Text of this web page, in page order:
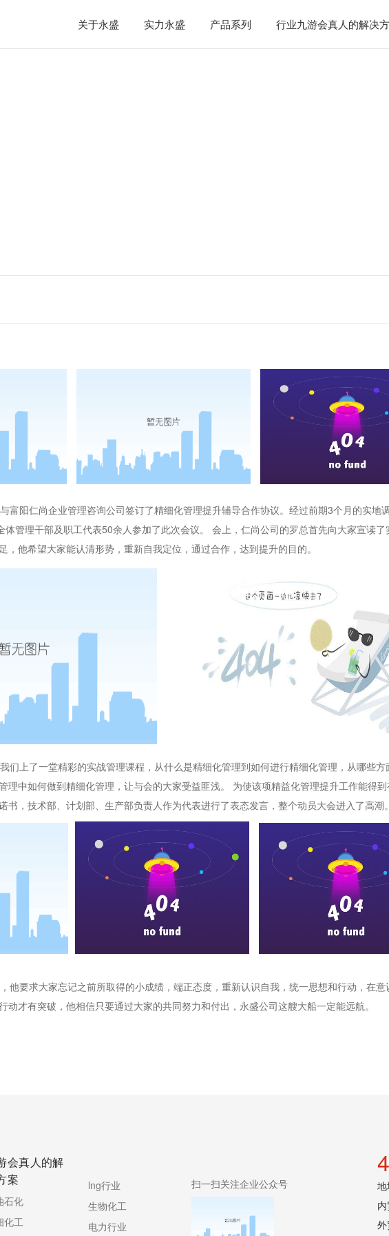
关于永盛 实力永盛 产品系列 行业九游会真人的解决
阳仁尚企业管理咨询公司签订了精细化管理提升辅导合作协议。经过前期3个月的实地
体管理干部及职工代表50余人参加了此次会议。 会上，仁尚公司的罗总首先向大家宣读
他希望大家能认清形势，重新自我定位，通过合作，达到提升的目的。
们上了一堂精彩的实战管理课程，从什么是精细化管理到如何进行精细化管理，从哪些
理中如何做到精细化管理，让与会的大家受益匪浅。 为使该项精益化管理提升工作能得
，技术部、计划部、生产部负责人作为代表进行了表态发言，整个动员大会进入了高潮。
他要求大家忘记之前所取得的小成绩，端正态度，重新认识自我，统一思想和行动，在
才有突破，他相信只要通过大家的共同努力和付出，永盛公司这艘大船一定能远航。
会真人的解
案
石化
化工
lng行业
生物化工
电力行业
扫一扫关注企业公众号
外